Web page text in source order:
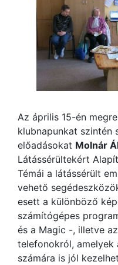
Az április 15-én
klubnapunkat szintén
előadásokat Molnár
Látássérültekért
Témái a látássérült
vehető
esett a különböző
számítógépes
és a Magic -, illetve
telefonokról, amelyek
számára is jól